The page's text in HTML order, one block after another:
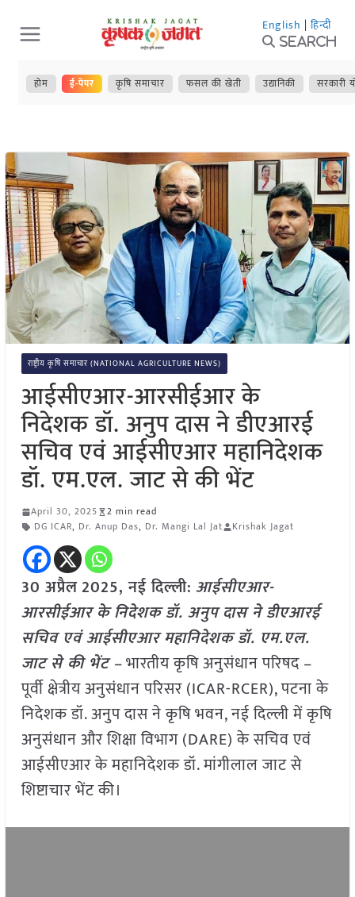
Skip
to
content
English | हिन्दी
Search
होम ई-पेपर कृषि समाचार फसल की खेती उद्यानिकी सरकारी
राष्ट्रीय कृषि समाचार (NATIONAL AGRICULTURE NEWS)
आईसीएआर-आरसीईआर के
निदेशक डॉ. अनुप दास ने डीएआरई
सचिव एवं आईसीएआर महानिदेशक
डॉ. एम.एल. जाट से की भेंट
April 30, 2025
2 min read
DG ICAR, Dr. Anup Das, Dr. Mangi Lal Jat Krishak Jagat
30 अप्रैल2025, नई दिल्ली: आईसीएआर-
आरसीईआर के निदेशक डॉ. अनुप दास ने डीएआरई
सचिव एवं आईसीएआर महानिदेशक डॉ. एम.एल.
जाट से की भेंट –भारतीय कृषि अनुसंधान परिषद –
पूर्वी क्षेत्रीय अनुसंधान परिसर (ICAR-RCER), पटना के
निदेशक डॉ. अनुप दास ने कृषि भवन, नई दिल्ली में कृषि
अनुसंधान और शिक्षा विभाग (DARE) के सचिव एवं
आईसीएआर के महानिदेशक डॉ. मांगीलाल जाट से
शिष्टाचार भेंट की।